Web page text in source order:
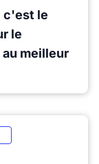
c'est le
le
meilleur